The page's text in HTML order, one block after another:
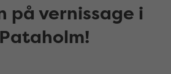
på vernissage i